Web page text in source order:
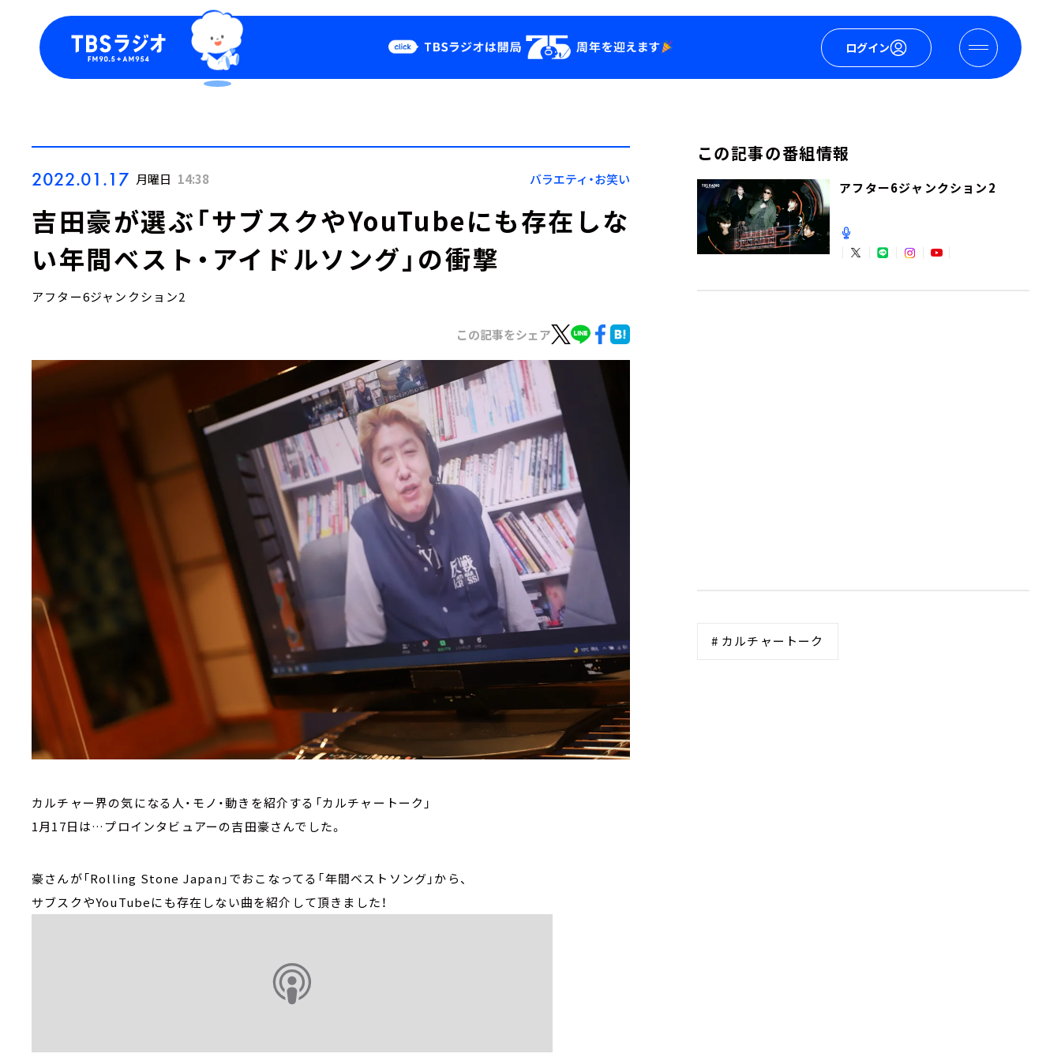
ログイン
Podcast
YouTube
会社情報
2022.01.17 月曜日 14:38 バラエティ・お笑い
吉田豪が選ぶ「サブスクやYouTubeにも存在しな
い年間ベスト・アイドルソング」の衝撃
アフター6ジャンクション2
この記事をシェア
カルチャー界の気になる人・モノ・動きを紹介する「カルチャートーク」
1月17日は…プロインタビュアーの吉田豪さんでした。
豪さんが「Rolling Stone Japan」でおこなってる「年間ベストソング」から、
サブスクやYouTubeにも存在しない曲を紹介して頂きました！
この記事の番組情報
アフター6ジャンクション2
# カルチャートーク